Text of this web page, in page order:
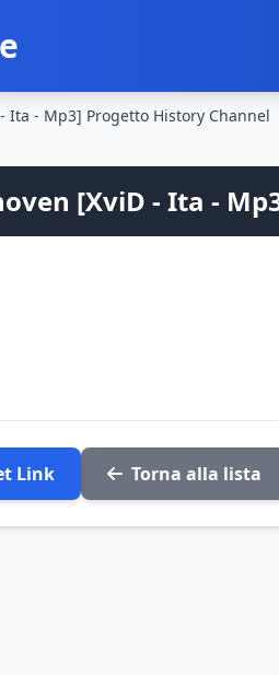
Ita - Mp3] Progetto History Channel
[XviD - Ita -
Link Torna alla lista